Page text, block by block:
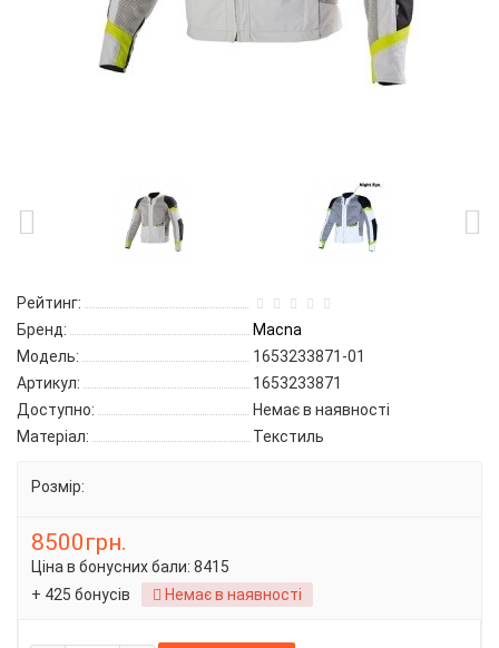
Рейтинг:
Бренд:
Macna
Модель:
1653233871-01
Артикул:
1653233871
Доступно:
Немає в наявності
Матеріал:
Текстиль
Розмір:
8500грн.
Ціна в бонусних бали: 8415
+ 425 бонусів
Немає в наявності